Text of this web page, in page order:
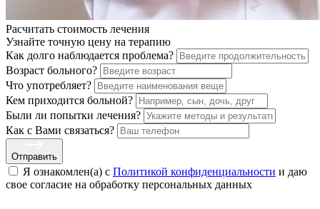
Расчитать стоимость лечения
Узнайте точную цену на терапию
Как долго наблюдается проблема?
Возраст больного?
Что употребляет?
Кем приходится больной?
Были ли попытки лечения?
Как с Вами связаться?
Отправить
Я ознакомлен(а) с Политикой конфиденциальности и даю
свое cогласие на обработку персональных данных